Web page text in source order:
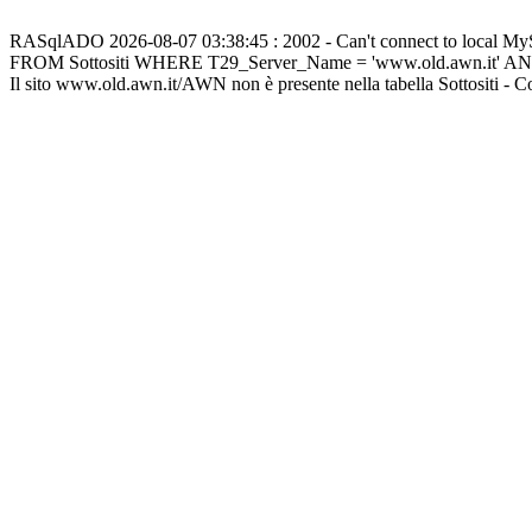
RASqlADO 2026-08-07 03:38:45 : 2002 - Can't connect to local
FROM Sottositi WHERE T29_Server_Name = 'www.old.awn.it'
Il sito www.old.awn.it/AWN non è presente nella tabella Sottositi -